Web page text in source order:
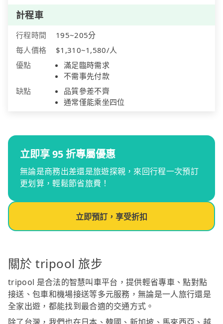
計程車
行程時間
195~205分
每人價格
$1,310~1,580/人
優點
滿足臨時需求
不需事先付款
缺點
品質參差不齊
通常僅能乘坐四位
立即享 95 折專屬優惠
無論是商務出差還是旅遊探親，來回行程一次預訂
更划算，輕鬆節省旅費！
立即預訂，享受折扣
關於 tripool 旅步
tripool 是合法的智慧叫車平台，提供輕省專車、點對點
接送、包車和機場接送等多元服務，無論是一人旅行還是
全家出遊，都能找到最合適的交通方式。